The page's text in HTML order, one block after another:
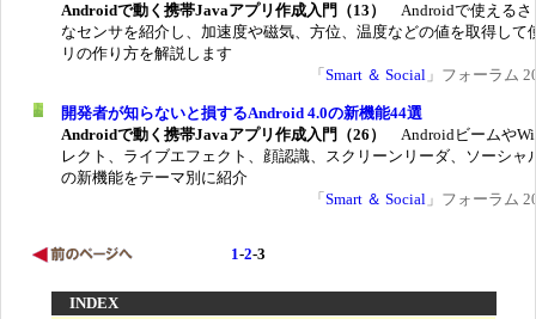
Androidで動く携帯Javaアプリ作成入門（13） Androidで使えるさ
なセンサを紹介し、加速度や磁気、方位、温度などの値を取得して
リの作り方を解説します
「 Smart ＆ Social 」フォーラム
開発者が知らないと損するAndroid 4.0の新機能44選
Androidで動く携帯Javaアプリ作成入門（26）
Androidビームや
レクト、ライブエフェクト、顔認識、スクリーンリーダ、ソーシャ
の新機能をテーマ別に紹介
「 Smart ＆ Social 」フォーラム
1-2-3
INDEX